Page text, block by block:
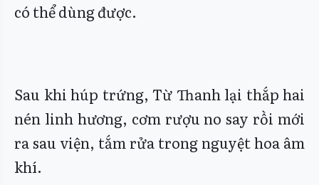
có thể dùng được.
Sau khi húp trứng, Từ Thanh lại thắp hai
nén linh hương, cơm rượu no say rồi mới
ra sau viện, tắm rửa trong nguyệt hoa âm
khí.